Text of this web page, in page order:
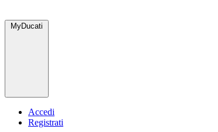
MyDucati
Accedi
Registrati